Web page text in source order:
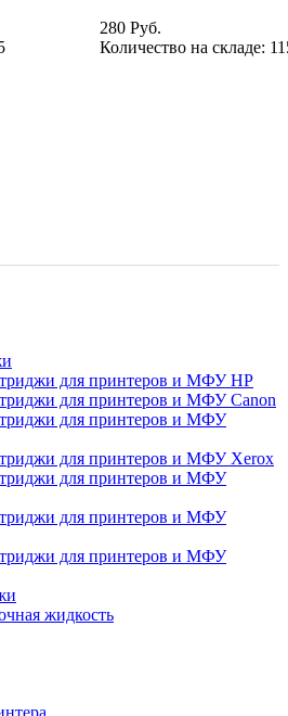
280 Руб.
Количество на складе:
для принтеров и МФУ HP
для принтеров и МФУ Canon
для принтеров и МФУ
для принтеров и МФУ Xerox
для принтеров и МФУ
для принтеров и МФУ
для принтеров и МФУ
жидкость